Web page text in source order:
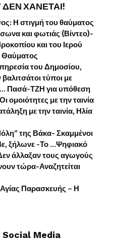
ΧΑΝΕΤΑΙ!
Η στιγμή του θαύματος
και φωτιάς (Βίντεο)-
και του Ιερού
Θαύματος
του Δημοσίου,
τύποι με
Πασά-ΤΖΗ για υπόθεση
με την ταινία
με την ταινία, Ηλία
της Βάκα- Σκαμμένοι
ξήλωνε -Το …Ψηφιακό
άλλαξαν τους αγωγούς
τώρα-Αναζητείται
Παρασκευής – Η
Media